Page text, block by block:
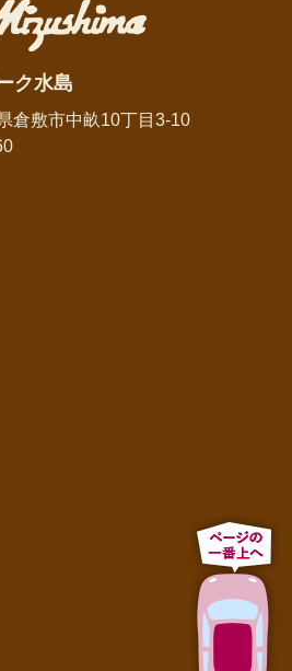
ク水島
倉敷市中畝10丁目3-10